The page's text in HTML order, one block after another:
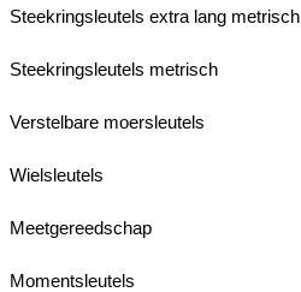
Steekringsleutels extra lang metrisch
Steekringsleutels metrisch
Verstelbare moersleutels
Wielsleutels
Meetgereedschap
Momentsleutels